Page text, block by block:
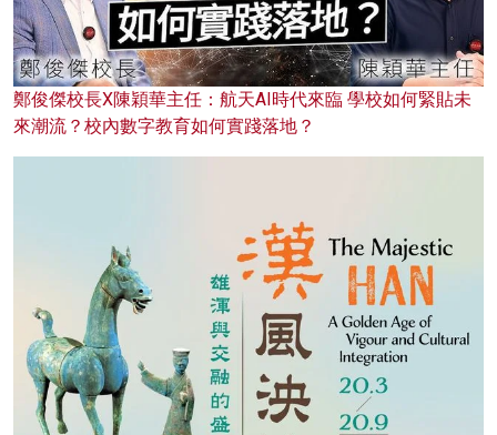
鄭俊傑校長X陳穎華主任：航天AI時代來臨 學校如何緊貼未
來潮流？校內數字教育如何實踐落地？